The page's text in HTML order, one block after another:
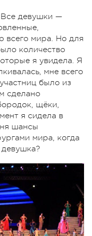
Все девушки —
всего мира. Но для
количество
я увидела. Я
мне всего
было из
сделано
щёки,
я сидела в
шансы
мира, когда